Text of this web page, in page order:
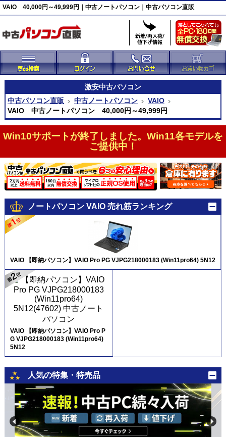
VAIO 40,000円～49,999円｜中古ノートパソコン｜中古パソコン直販
激安中古パソコン
中古パソコン直販
中古ノートパソコン
VAIO
VAIO 中古ノートパソコン 40,000円～49,999円
Win10サポートが終了しました。Win11各モデルを
ご提供中！
ノートパソコン VAIO 売れ筋ランキング
VAIO 【即納パソコン】VAIO Pro PG VJPG218000183 (Win11pro64) 5N12
VAIO 【即納パソコン】VAIO Pro P
G VJPG218000183 (Win11pro64)
5N12
人気の特集・特売品